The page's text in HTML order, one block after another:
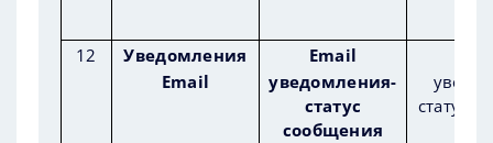
12
Уведомления
Email
Email
уведомления-
статус
сообщения
статус